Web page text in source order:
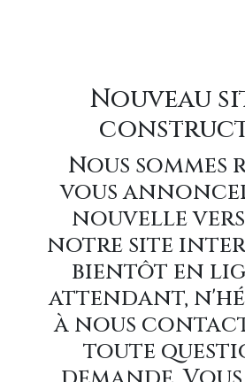
Nouveau
Nous sommes
vous
nouvelle
notre site
bientôt en
attendant,
à nous
toute